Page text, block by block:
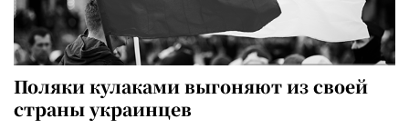
Поляки кулаками выгоняют из своей
страны украинцев